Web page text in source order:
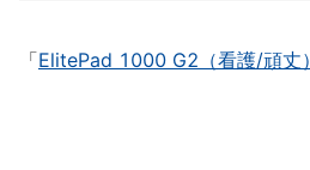
「ElitePad 1000 G2（看護/頑丈）